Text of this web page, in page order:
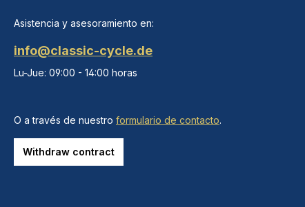
Asistencia y asesoramiento en:
info@classic-cycle.de
Lu-Jue: 09:00 - 14:00 horas
O a través de nuestro formulario de contacto.
Withdraw contract